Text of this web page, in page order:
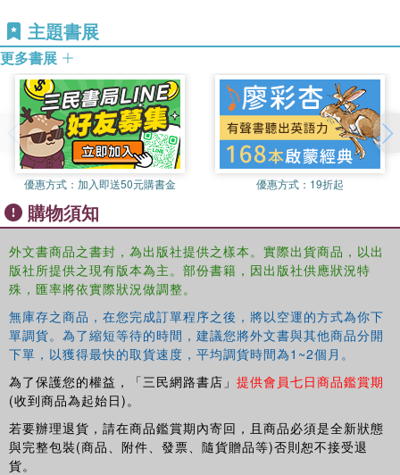
the book explores how liberal peace is imagined by the international
NGO sector, state aid agencies and international organizations.
This book will be of much interest to students of statebuilding, post-
conflict reconstruction, critical security studies, development
studies and IR in general.
主題書展
更多書展
優惠方式： 加入即送50元購書金 優惠方式： 19折起
購物須知
外文書商品之書封，為出版社提供之樣本。實際出貨商品，以出
版社所提供之現有版本為主。部份書籍，因出版社供應狀況特
殊，匯率將依實際狀況做調整。
無庫存之商品，在您完成訂單程序之後，將以空運的方式為你下
單調貨。為了縮短等待的時間，建議您將外文書與其他商品分開
下單，以獲得最快的取貨速度，平均調貨時間為1~2個月。
為了保護您的權益，「三民網路書店」 提供會員七日商品鑑賞期
(收到商品為起始日)。
若要辦理退貨，請在商品鑑賞期內寄回，且商品必須是全新狀態
與完整包裝(商品、附件、發票、隨貨贈品等)否則恕不接受退
貨。